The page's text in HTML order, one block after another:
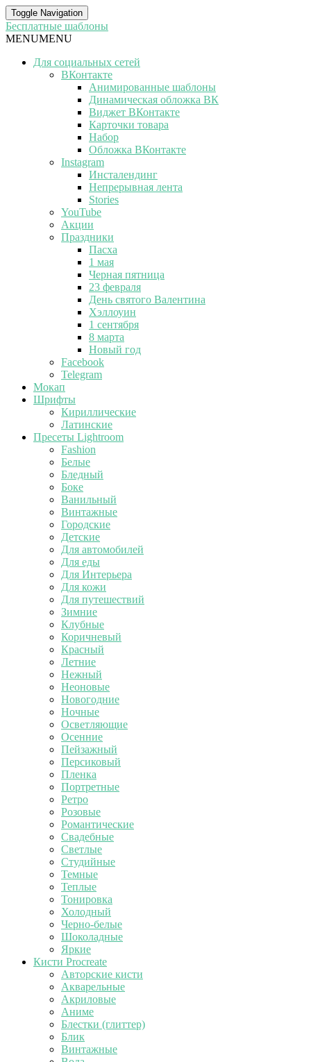
Toggle Navigation
Бесплатные шаблоны
MENUMENU
Для социальных сетей
ВКонтакте
Анимированные шаблоны
Динамическая обложка ВК
Виджет ВКонтакте
Карточки товара
Набор
Обложка ВКонтакте
Instagram
Инсталендинг
Непрерывная лента
Stories
YouTube
Акции
Праздники
Пасха
1 мая
Черная пятница
23 февраля
День святого Валентина
Хэллоуин
1 сентября
8 марта
Новый год
Facebook
Telegram
Мокап
Шрифты
Кириллические
Латинские
Пресеты Lightroom
Fashion
Белые
Бледный
Боке
Ванильный
Винтажные
Городские
Детские
Для автомобилей
Для еды
Для Интерьера
Для кожи
Для путешествий
Зимние
Клубные
Коричневый
Красный
Летние
Нежный
Неоновые
Новогодние
Ночные
Осветляющие
Осенние
Пейзажный
Персиковый
Пленка
Портретные
Ретро
Розовые
Романтические
Свадебные
Светлые
Студийные
Темные
Теплые
Тонировка
Холодный
Черно-белые
Шоколадные
Яркие
Кисти Procreate
Авторские кисти
Акварельные
Акриловые
Аниме
Блестки (глиттер)
Блик
Винтажные